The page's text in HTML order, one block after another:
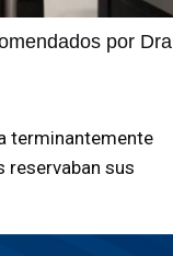
por
terminantemente
reservaban sus